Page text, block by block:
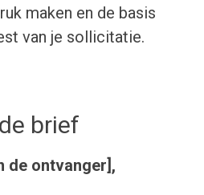
maken en de basis
van je sollicitatie.
brief
de ontvanger],